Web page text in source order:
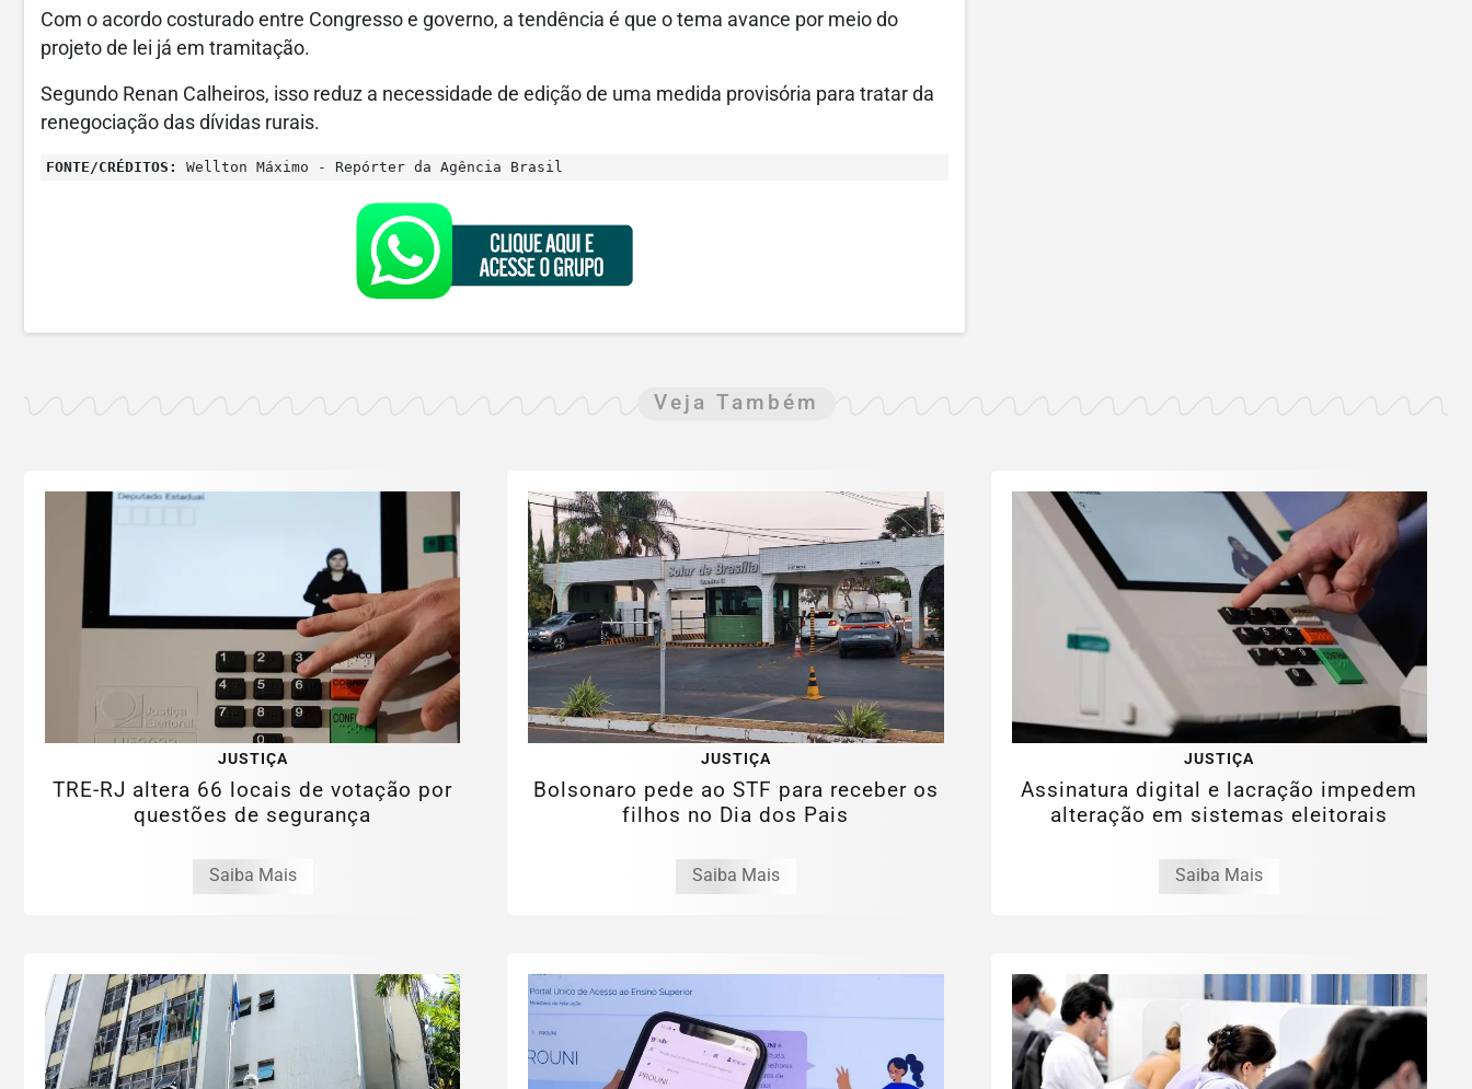
Com o acordo costurado entre Congresso e governo, a tendência é que o tema avance por meio do
projeto de lei já em tramitação.
Segundo Renan Calheiros, isso reduz a necessidade de edição de uma medida provisória para tratar da
renegociação das dívidas rurais.
FONTE/CRÉDITOS: Wellton Máximo - Repórter da Agência Brasil
Veja Também
JUSTIÇA
TRE-RJ altera 66 locais de votação por
questões de segurança
Saiba Mais
JUSTIÇA
Bolsonaro pede ao STF para receber os
filhos no Dia dos Pais
Saiba Mais
JUSTIÇA
Assinatura digital e lacração impedem
alteração em sistemas eleitorais
Saiba Mais